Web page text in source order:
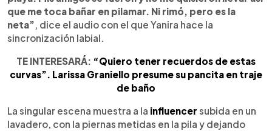
que me toca bañar en pilamar. Ni rimó, pero es la
neta”, dice el audio con el que Yanira hace la
sincronización labial.
TE INTERESARÁ: “Quiero tener recuerdos de estas
curvas”. Larissa Graniello presume su pancita en traje
de baño
La singular escena muestra a la influencer subida en un
lavadero, con la piernas metidas en la pila y dejando